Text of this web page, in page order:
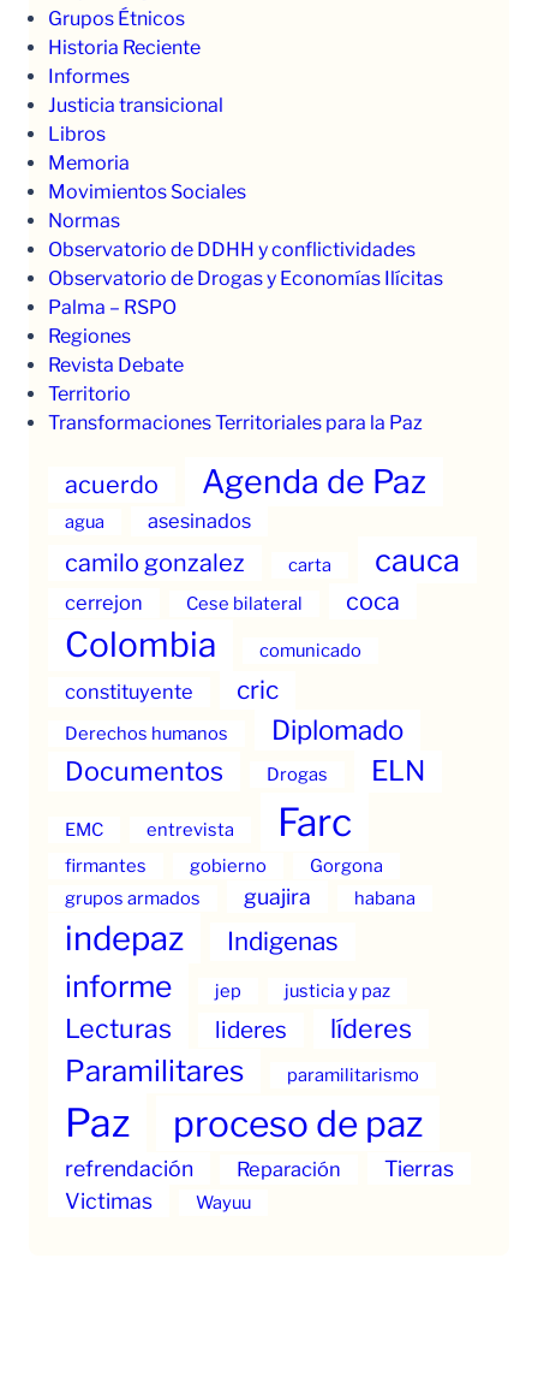
Grupos Étnicos
Historia Reciente
Informes
Justicia transicional
Libros
Memoria
Movimientos Sociales
Normas
Observatorio de DDHH y conflictividades
Observatorio de Drogas y Economías Ilícitas
Palma – RSPO
Regiones
Revista Debate
Territorio
Transformaciones Territoriales para la Paz
acuerdo Agenda de Paz
agua asesinados
camilo gonzalez carta cauca
cerrejon Cese bilateral coca
Colombia comunicado
constituyente cric
Derechos humanos Diplomado
Documentos Drogas ELN
EMC entrevista Farc
firmantes gobierno
Gorgona
grupos armados
guajira habana
indepaz Indigenas
informe jep justicia y paz
Lecturas lideres líderes
Paramilitares paramilitarismo
Paz proceso de paz
refrendación Reparación
Tierras
Victimas
Wayuu